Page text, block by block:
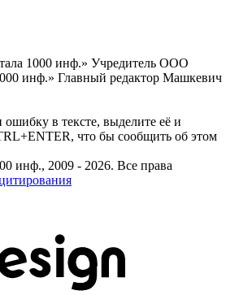
1000 инф.» Учредитель ООО
инф.» Главный редактор Машкевич
в тексте, выделите её и
что бы сообщить об этом
инф., 2009 - 2026. Все права